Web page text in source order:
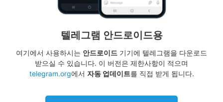
텔레그램 안드로이드용
여기에서 사용하시는 안드로이드 기기에 텔레그램을 다운로드
받으실 수 있습니다. 이 버전은 제한사항이 적으며
telegram.org에서 자동 업데이트를 직접 받게 됩니다.